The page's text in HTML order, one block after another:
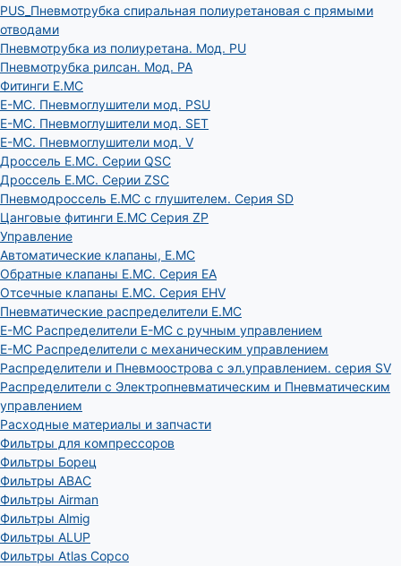
PUS_Пневмотрубка спиральная полиуретановая с прямыми
отводами
Пневмотрубка из полиуретана. Мод. РU
Пневмотрубка рилсан. Мод. PA
Фитинги E.MC
E-MC. Пневмоглушители мод. PSU
E-MC. Пневмоглушители мод. SET
E-MC. Пневмоглушители мод. V
Дроссель E.MC. Серии QSC
Дроссель E.MC. Серии ZSC
Пневмодроссель E.MC с глушителем. Серия SD
Цанговые фитинги E.MC Серия ZP
Управление
Автоматические клапаны, Е.МС
Обратные клапаны E.MC. Серия EA
Отсечные клапаны E.MC. Серия EHV
Пневматические распределители E.MC
E-MC Распределители E-MC с ручным управлением
E-MC Распределители с механическим управлением
Распределители и Пневмоострова с эл.управлением. серия SV
Распределители с Электропневматическим и Пневматическим
управлением
Расходные материалы и запчасти
Фильтры для компрессоров
Фильтры Борец
Фильтры ABAC
Фильтры Airman
Фильтры Almig
Фильтры ALUP
Фильтры Atlas Copco